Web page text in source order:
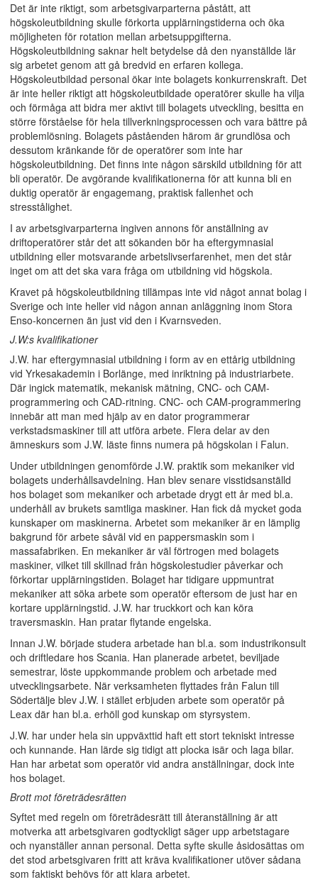
Det är inte riktigt, som arbetsgivarparterna påstått, att
högskoleutbildning skulle förkorta upplärningstiderna och öka
möjligheten för rotation mellan arbetsuppgifterna.
Högskoleutbildning saknar helt betydelse då den nyanställde lär
sig arbetet genom att gå bredvid en erfaren kollega.
Högskoleutbildad personal ökar inte bolagets konkurrenskraft. Det
är inte heller riktigt att högskoleutbildade operatörer skulle ha vilja
och förmåga att bidra mer aktivt till bolagets utveckling, besitta en
större förståelse för hela tillverkningsprocessen och vara bättre på
problemlösning. Bolagets påståenden härom är grundlösa och
dessutom kränkande för de operatörer som inte har
högskoleutbildning. Det finns inte någon särskild utbildning för att
bli operatör. De avgörande kvalifikationerna för att kunna bli en
duktig operatör är engagemang, praktisk fallenhet och
stresstålighet.
I av arbetsgivarparterna ingiven annons för anställning av
driftoperatörer står det att sökanden bör ha eftergymnasial
utbildning eller motsvarande arbetslivserfarenhet, men det står
inget om att det ska vara fråga om utbildning vid högskola.
Kravet på högskoleutbildning tillämpas inte vid något annat bolag i
Sverige och inte heller vid någon annan anläggning inom Stora
Enso-koncernen än just vid den i Kvarnsveden.
J.W:s kvalifikationer
J.W. har eftergymnasial utbildning i form av en ettårig utbildning
vid Yrkesakademin i Borlänge, med inriktning på industriarbete.
Där ingick matematik, mekanisk mätning, CNC- och CAM-
programmering och CAD-ritning. CNC- och CAM-programmering
innebär att man med hjälp av en dator programmerar
verkstadsmaskiner till att utföra arbete. Flera delar av den
ämneskurs som J.W. läste finns numera på högskolan i Falun.
Under utbildningen genomförde J.W. praktik som mekaniker vid
bolagets underhållsavdelning. Han blev senare visstidsanställd
hos bolaget som mekaniker och arbetade drygt ett år med bl.a.
underhåll av brukets samtliga maskiner. Han fick då mycket goda
kunskaper om maskinerna. Arbetet som mekaniker är en lämplig
bakgrund för arbete såväl vid en pappersmaskin som i
massafabriken. En mekaniker är väl förtrogen med bolagets
maskiner, vilket till skillnad från högskolestudier påverkar och
förkortar upplärningstiden. Bolaget har tidigare uppmuntrat
mekaniker att söka arbete som operatör eftersom de just har en
kortare upplärningstid. J.W. har truckkort och kan köra
traversmaskin. Han pratar flytande engelska.
Innan J.W. började studera arbetade han bl.a. som industrikonsult
och driftledare hos Scania. Han planerade arbetet, beviljade
semestrar, löste uppkommande problem och arbetade med
utvecklingsarbete. När verksamheten flyttades från Falun till
Södertälje blev J.W. i stället erbjuden arbete som operatör på
Leax där han bl.a. erhöll god kunskap om styrsystem.
J.W. har under hela sin uppväxttid haft ett stort tekniskt intresse
och kunnande. Han lärde sig tidigt att plocka isär och laga bilar.
Han har arbetat som operatör vid andra anställningar, dock inte
hos bolaget.
Brott mot företrädesrätten
Syftet med regeln om företrädesrätt till återanställning är att
motverka att arbetsgivaren godtyckligt säger upp arbetstagare
och nyanställer annan personal. Detta syfte skulle åsidosättas om
det stod arbetsgivaren fritt att kräva kvalifikationer utöver sådana
som faktiskt behövs för att klara arbetet.